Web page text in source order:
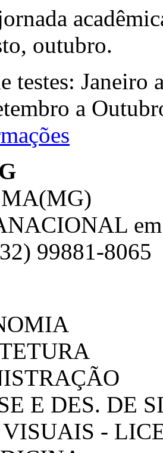
outubro.
testes:
a
99881-8065
E DES. DE
VISUAIS -